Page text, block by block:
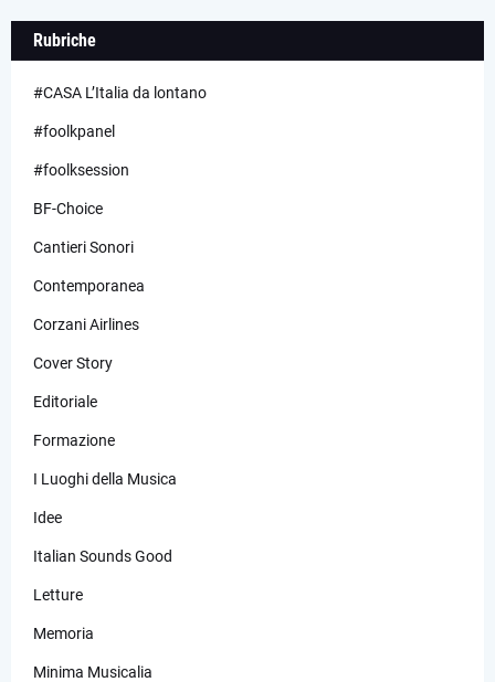
Rubriche
#CASA L’Italia da lontano
#foolkpanel
#foolksession
BF-Choice
Cantieri Sonori
Contemporanea
Corzani Airlines
Cover Story
Editoriale
Formazione
I Luoghi della Musica
Idee
Italian Sounds Good
Letture
Memoria
Minima Musicalia